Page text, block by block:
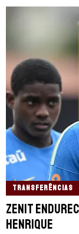
TRANSFERÊNCIAS
Zenit
Henrique